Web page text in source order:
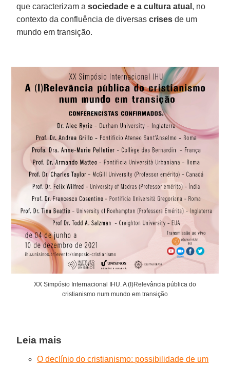
que caracterizam asociedade e a cultura atual , no
contexto da confluência de diversascrises de um
mundo em transição.
XX Simpósio Internacional IHU. A (I)Relevância pública do
cristianismo num mundo em transição
Leia mais
O declínio do cristianismo: possibilidade de um